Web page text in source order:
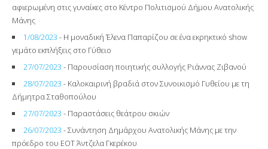
αφιερωμένη στις γυναίκες στο Κέντρο Πολιτισμού Δήμου Ανατολικής
Μάνης
1/08/2023 - Η μοναδική Έλενα Παπαρίζου σε ένα εκρηκτικό show
γεμάτο εκπλήξεις στο Γύθειο
27/07/2023 - Παρουσίαση ποιητικής συλλογής Ριάννας Ζιβανού
28/07/2023 - Καλοκαιρινή βραδιά στον Συνοικισμό Γυθείου με τη
Δήμητρα Σταθοπούλου
27/07/2023 - Παραστάσεις θεάτρου σκιών
26/07/2023 - Συνάντηση Δημάρχου Ανατολικής Μάνης με την
πρόεδρο του ΕΟΤ Άντζελα Γκερέκου